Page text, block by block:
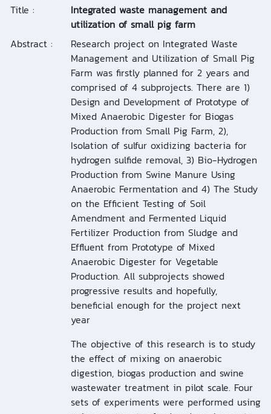
Title :
Integrated waste management and
utilization of small pig farm
Abstract :
Research project on Integrated Waste
Management and Utilization of Small Pig
Farm was firstly planned for 2 years and
comprised of 4 subprojects. There are 1)
Design and Development of Prototype of
Mixed Anaerobic Digester for Biogas
Production from Small Pig Farm, 2),
Isolation of sulfur oxidizing bacteria for
hydrogen sulfide removal, 3) Bio-Hydrogen
Production from Swine Manure Using
Anaerobic Fermentation and 4) The Study
on the Efficient Testing of Soil
Amendment and Fermented Liquid
Fertilizer Production from Sludge and
Effluent from Prototype of Mixed
Anaerobic Digester for Vegetable
Production. All subprojects showed
progressive results and hopefully,
beneficial enough for the project next
year
The objective of this research is to study
the effect of mixing on anaerobic
digestion, biogas production and swine
wastewater treatment in pilot scale. Four
sets of experiments were performed using